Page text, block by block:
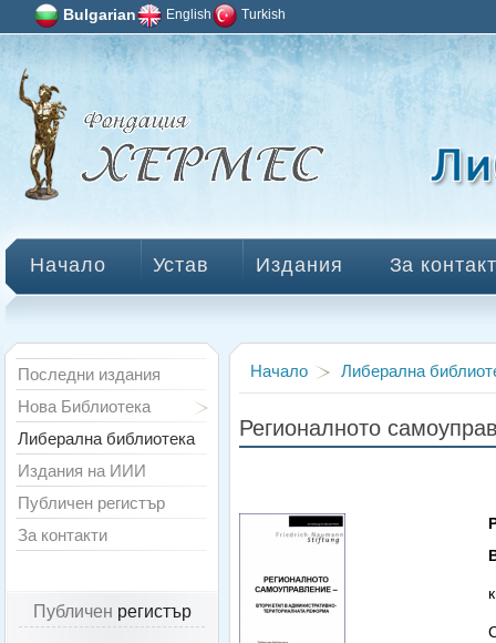
Bulgarian English Turkish
Начало Устав Издания За
Начало Либерална
Регионалното
Последни издания
Нова Библиотека
Либерална библиотека
Издания на ИИИ
Публичен регистър
За контакти
Публичен регистър